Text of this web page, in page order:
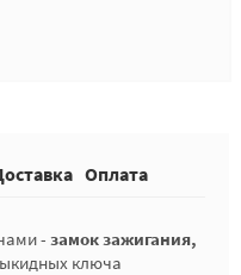
Оплата
- замок зажигания,
ключа